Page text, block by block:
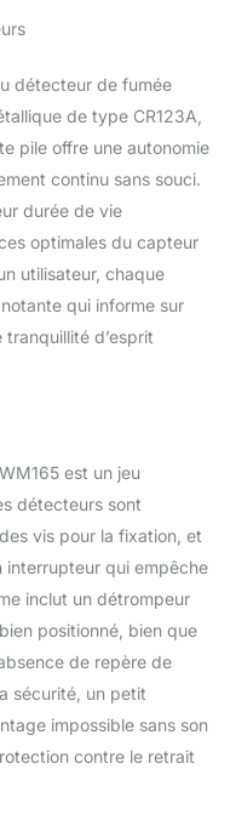
la directive VdS
à
le salon, la
d'enfant, le
et les
cars. La zone
d'un
est de 40 m²
détecteur de fumée
de type CR123A,
pile offre une autonomie
continu sans souci.
durée de vie
optimales du capteur
utilisateur, chaque
qui informe sur
d’esprit
est un jeu
détecteurs sont
vis pour la fixation, et
interrupteur qui empêche
inclut un détrompeur
positionné, bien que
de repère de
sécurité, un petit
impossible sans son
contre le retrait